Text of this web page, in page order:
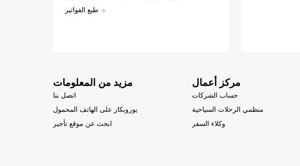
طبع الفواتير
مزيد من المعلومات
اتصل بنا
يوروبكار على الهاتف المحمول
ابحث عن موقع تأجير
مركز أعمال
حساب الشركات
منظمي الرحلات السياحية
وكلاء السفر